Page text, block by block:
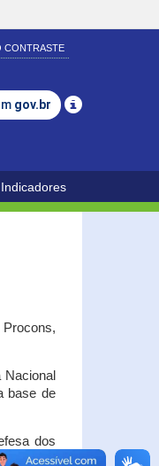
CONTRASTE
gov.br
Indicadores
base de
dos